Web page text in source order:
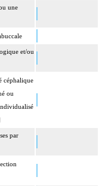
une
et/ou
céphalique
ou
par